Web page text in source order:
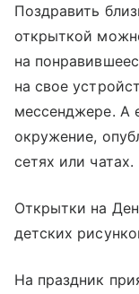
Поздравить
открыткой
на
на свое
мессенджере. А
окружение,
сетях или чатах.
Открытки на
детских
На праздник